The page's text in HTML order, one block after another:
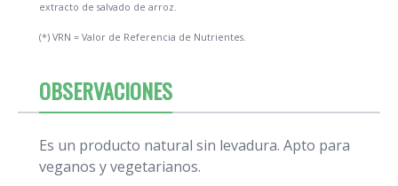
extracto de salvado de arroz.
(*) VRN = Valor de Referencia de Nutrientes.
OBSERVACIONES
Es un producto natural sin levadura. Apto para
veganos y vegetarianos.